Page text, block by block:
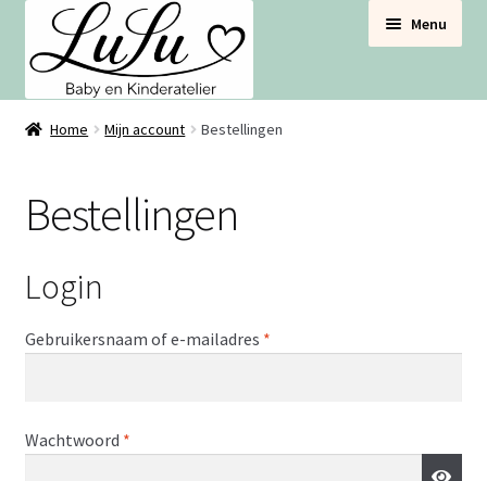
door
naar
navigatie
naar
de
inhoud
Menu
BABYNESTJES
VOOR DE BABYKAMER
SETS VOORDEEL
Home Mijn account Bestellingen
Bestellingen
Login
Gebruikersnaam of e-mailadres *Vereist
Wachtwoord *Vereist